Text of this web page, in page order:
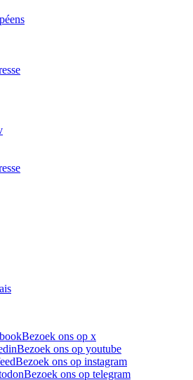
Bezoek ons op x
Bezoek ons op youtube
Bezoek ons op instagram
Bezoek ons op telegram